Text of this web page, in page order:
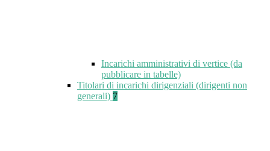
Incarichi amministrativi di vertice (da
pubblicare in tabelle)
Titolari di incarichi dirigenziali (dirigenti non
generali) 7